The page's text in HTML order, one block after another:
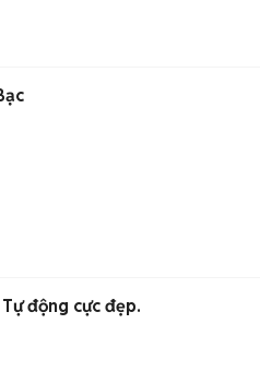
động cực đẹp.